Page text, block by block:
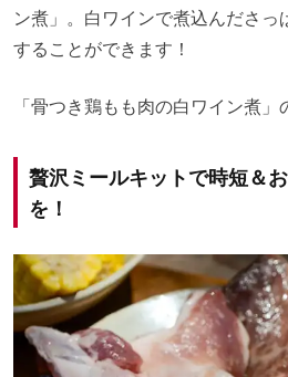
ン煮」。白ワインで煮込んださ
することができます！
「骨つき鶏もも肉の白ワイン煮」
贅沢ミールキットで時短＆
を！